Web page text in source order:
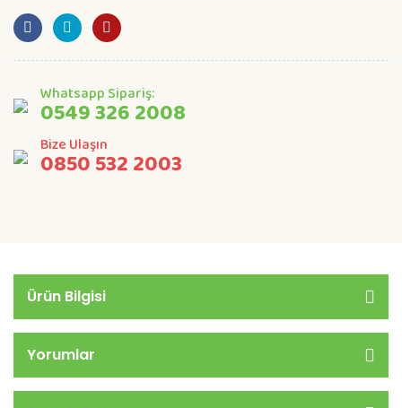
Whatsapp Sipariş:
0549 326 2008
Bize Ulaşın
0850 532 2003
Ürün Bilgisi
Yorumlar